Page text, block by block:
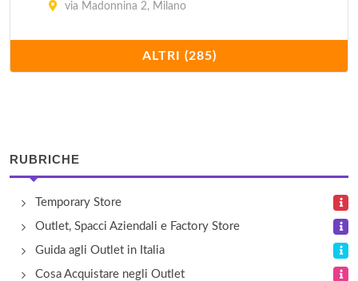
via Madonnina 2, Milano
via Matteo Bandello 4/1, Milano
Angelo Marchesi
via Solferino 11, Milano
Ann Taybol
via Solferino 12, Milano
ALTRI (285)
RUBRICHE
Temporary Store
Outlet, Spacci Aziendali e Factory Store
Guida agli Outlet in Italia
Cosa Acquistare negli Outlet